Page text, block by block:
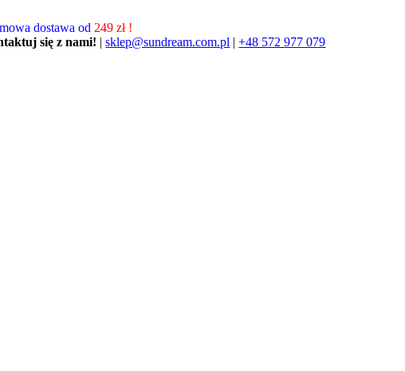
dostawa od 249 zł !
się z nami! |sklep@sundream.com.pl |+48 572 977 079